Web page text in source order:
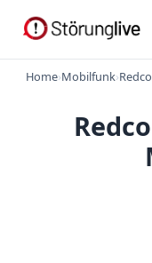
Home›Mobilfunk›